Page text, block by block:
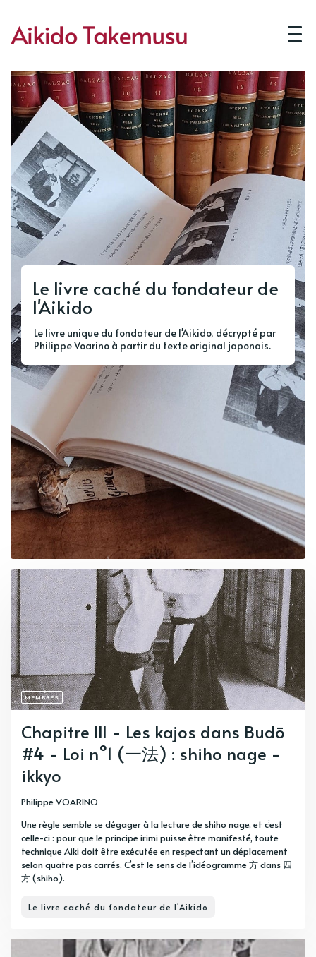
Le livre caché du fondateur de
l'Aikido
Le livre unique du fondateur de l'Aikido, décrypté par
Philippe Voarino à partir du texte original japonais.
MEMBRES
Chapitre III - Les kajos dans Budō
#4 - Loi n°1 (一法) : shiho nage -
ikkyo
Philippe VOARINO
Une règle semble se dégager à la lecture de shiho nage, et c’est
celle-ci : pour que le principe irimi puisse être manifesté, toute
technique Aiki doit être exécutée en respectant un déplacement
selon quatre pas carrés. C’est le sens de l’idéogramme 方 dans 四
方 (shiho).
Le livre caché du fondateur de l'Aikido